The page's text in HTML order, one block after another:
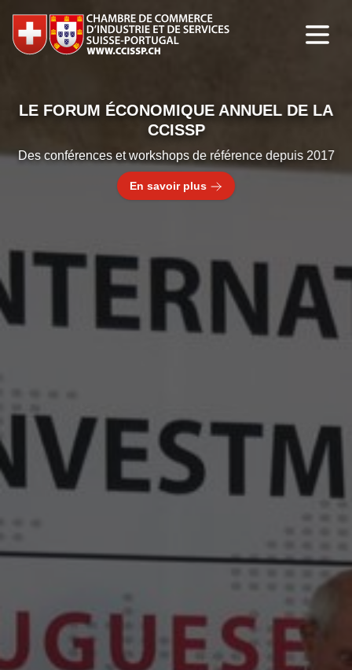
LE FORUM ÉCONOMIQUE ANNUEL DE LA
CCISSP
Des conférences et workshops de référence depuis 2017
En savoir plus